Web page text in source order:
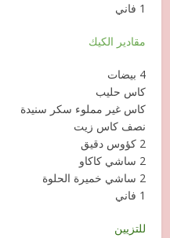
1 فاني
مقادير الكيك
4 بيضات
كاس حليب
كاس غير مملوء سكر سنيدة
نصف كاس زيت
2 كؤوس دقيق
2 ساشي كاكاو
2 ساشي خميرة الحلوة
1 فاني
للتزيين